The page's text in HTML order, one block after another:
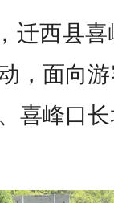
迁西县
，面向
喜峰口